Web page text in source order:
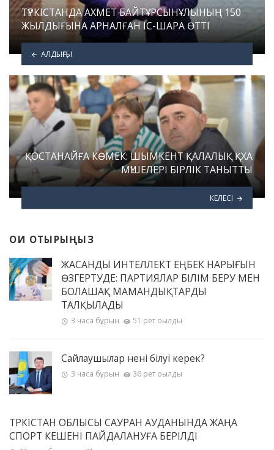
ТҮРКІСТАНДА АХМЕТ БАЙТҰРСЫНҰЛЫНЫҢ 150
ЖЫЛДЫҒЫНА АРНАЛҒАН ІС-ШАРА ӨТТІ
АЛДЫҢҒЫ
ҚОСТАНАЙҒА КӨМЕК: ШЫМКЕНТ ҚАЛАЛЫҚ ҚХА
МҮШЕЛЕРІ БІРЛІК ТАНЫТТЫ
КЕЛЕСІ
ОҚИ ОТЫРЫҢЫЗ
ЖАСАНДЫ ИНТЕЛЛЕКТ ЕҢБЕК НАРЫҒЫН
ӨЗГЕРТУДЕ: ПАРТИЯЛАР БІЛІМ БЕРУ МЕН
БОЛАШАҚ МАМАНДЫҚТАРДЫ
ТАЛҚЫЛАДЫ
3 часа бұрын 51 рет оқылды
Сайлаушылар нені білуі керек?
3 часа бұрын 36 рет оқылды
ТҮРКІСТАН ОБЛЫСЫ САУРАН АУДАНЫНДА ЖАҢА
СПОРТ КЕШЕНІ ПАЙДАЛАНУҒА БЕРІЛДІ